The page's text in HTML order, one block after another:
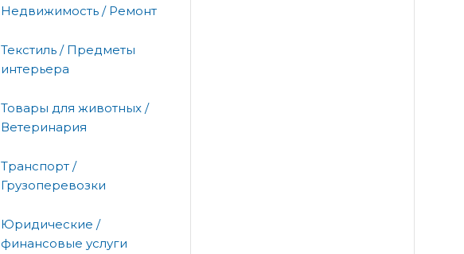
Недвижимость / Ремонт
Текстиль / Предметы
интерьера
Товары для животных /
Ветеринария
Транспорт /
Грузоперевозки
Юридические /
финансовые услуги